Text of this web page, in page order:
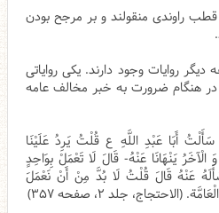
قطب راوندی منقولند و بر مرجح بودن
دیگر روایات وجود دارند. یکی روایاتی
در هنگام ضرورت به خبر مخالف عامه
أَبَا عَبْدِ اللَّهِ ع قُلْتُ يَرِدُ عَلَيْنَا
الْآخَرُ يَنْهَانَا عَنْهُ- قَالَ لَا تَعْمَلْ‏ بِوَاحِدٍ
عَنْهُ قَالَ قُلْتُ لَا بُدَّ مِنْ أَنْ نَعْمَلَ
جلد ۲، صفحه ۳۵۷)